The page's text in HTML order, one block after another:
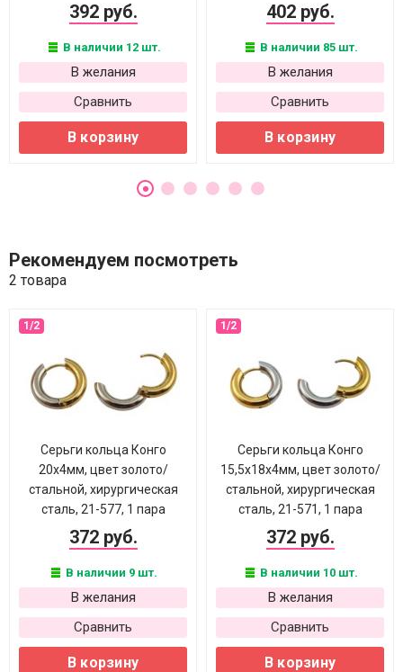
392 руб.
В наличии 12 шт.
В желания
Сравнить
В корзину
402 руб.
В наличии 85 шт.
В желания
Сравнить
В корзину
Рекомендуем посмотреть
2 товара
Серьги кольца Конго
20х4мм, цвет золото/
стальной, хирургическая
сталь, 21-577, 1 пара
372 руб.
В наличии 9 шт.
В желания
Сравнить
В корзину
Серьги кольца Конго
15,5х18х4мм, цвет золото/
стальной, хирургическая
сталь, 21-571, 1 пара
372 руб.
В наличии 10 шт.
В желания
Сравнить
В корзину